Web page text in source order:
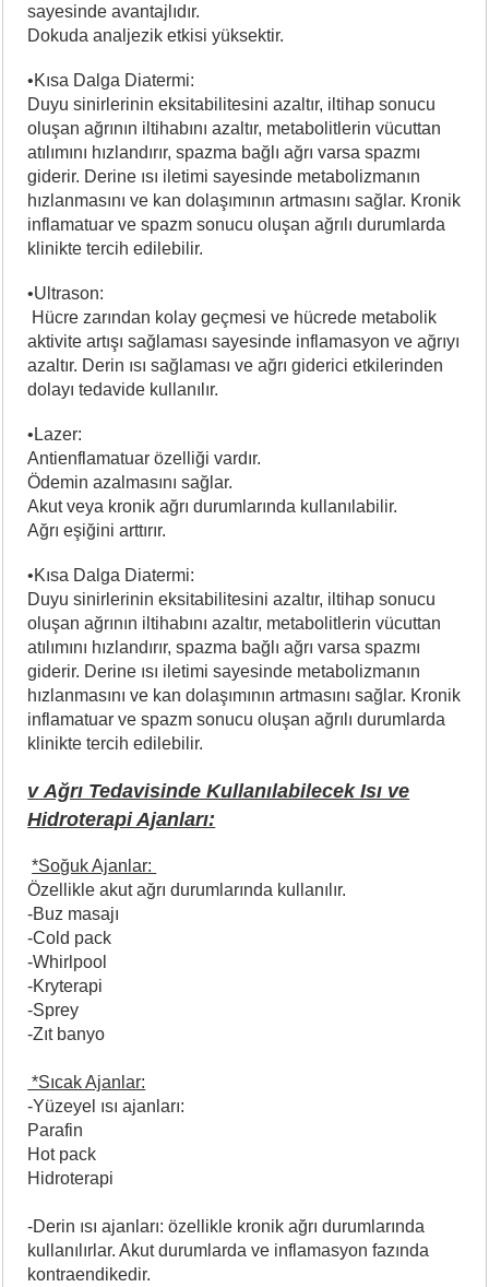
sayesinde avantajlıdır.
Dokuda analjezik etkisi yüksektir.
•Kısa Dalga Diatermi:
Duyu sinirlerinin eksitabilitesini azaltır, iltihap sonucu
oluşan ağrının iltihabını azaltır, metabolitlerin vücuttan
atılımını hızlandırır, spazma bağlı ağrı varsa spazmı
giderir. Derine ısı iletimi sayesinde metabolizmanın
hızlanmasını ve kan dolaşımının artmasını sağlar. Kronik
inflamatuar ve spazm sonucu oluşan ağrılı durumlarda
klinikte tercih edilebilir.
•Ultrason:
Hücre zarından kolay geçmesi ve hücrede metabolik
aktivite artışı sağlaması sayesinde inflamasyon ve ağrıyı
azaltır. Derin ısı sağlaması ve ağrı giderici etkilerinden
dolayı tedavide kullanılır.
•Lazer:
Antienflamatuar özelliği vardır.
Ödemin azalmasını sağlar.
Akut veya kronik ağrı durumlarında kullanılabilir.
Ağrı eşiğini arttırır.
•Kısa Dalga Diatermi:
Duyu sinirlerinin eksitabilitesini azaltır, iltihap sonucu
oluşan ağrının iltihabını azaltır, metabolitlerin vücuttan
atılımını hızlandırır, spazma bağlı ağrı varsa spazmı
giderir. Derine ısı iletimi sayesinde metabolizmanın
hızlanmasını ve kan dolaşımının artmasını sağlar. Kronik
inflamatuar ve spazm sonucu oluşan ağrılı durumlarda
klinikte tercih edilebilir.
v Ağrı Tedavisinde Kullanılabilecek Isı ve
Hidroterapi Ajanları:
*Soğuk Ajanlar:
Özellikle akut ağrı durumlarında kullanılır.
-Buz masajı
-Cold pack
-Whirlpool
-Kryterapi
-Sprey
-Zıt banyo
*Sıcak Ajanlar:
-Yüzeyel ısı ajanları:
Parafin
Hot pack
Hidroterapi
-Derin ısı ajanları: özellikle kronik ağrı durumlarında
kullanılırlar. Akut durumlarda ve inflamasyon fazında
kontraendikedir.